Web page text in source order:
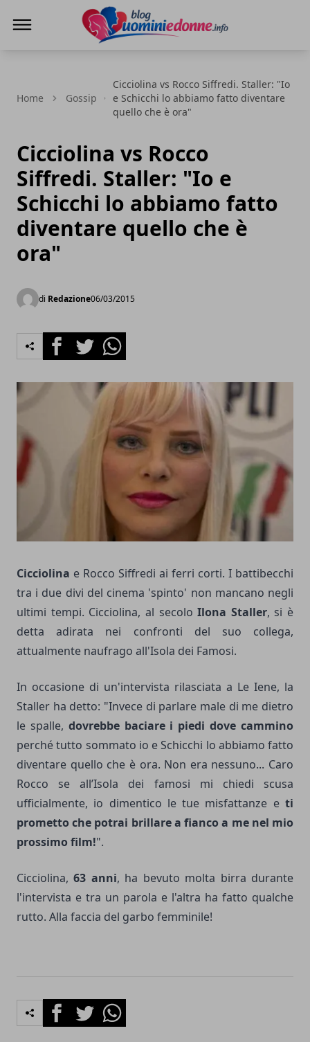
Home Gossip
Cicciolina vs Rocco Siffredi. Staller: "Io
e Schicchi lo abbiamo fatto diventare
quello che è ora"
Cicciolina vs Rocco
Siffredi. Staller: "Io e
Schicchi lo abbiamo fatto
diventare quello che è
ora"
di Redazione06/03/2015
FacebookTwitterWhatsapp
Cicciolina e Rocco Siffredi ai ferri corti. I battibecchi
tra i due divi del cinema 'spinto' non mancano negli
ultimi tempi. Cicciolina, al secoloIlona Staller, si è
detta adirata nei confronti del suo collega,
attualmente naufrago all'Isola dei Famosi.
In occasione di un'intervista rilasciata a Le Iene, la
Staller ha detto: "Invece di parlare male di me dietro
le spalle, dovrebbe baciare i piedi dove cammino
perché tutto sommato io e Schicchi lo abbiamo fatto
diventare quello che è ora. Non era nessuno... Caro
Rocco se all’Isola dei famosi mi chiedi scusa
ufficialmente, io dimentico le tue misfattanze eti
prometto che potrai brillare a fianco a me nel mio
prossimo film!".
Cicciolina,63 anni, ha bevuto molta birra durante
l'intervista e tra un parola e l'altra ha fatto qualche
rutto. Alla faccia del garbo femminile!
FacebookTwitterWhatsapp